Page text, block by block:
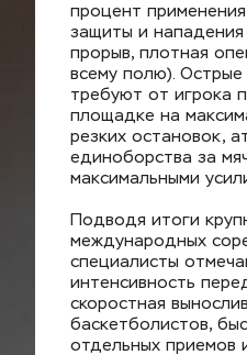
процент
защиты и нападения
прорыв, плотная
всему полю). Острые
требуют от игрока
площадке на
резких остановок,
единоборства за
максимальными
Подводя итоги
международных
специалисты
интенсивность
скоростная
баскетболистов,
отдельных приемов